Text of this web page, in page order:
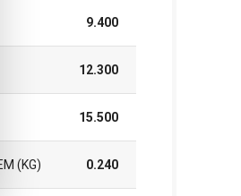
9.400
12.300
15.500
(KG) 0.240